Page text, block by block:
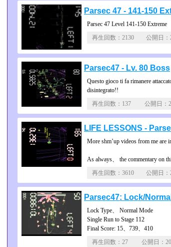
Parsec 47 - 141-150
Parsec 47 Level 141-150 Extreme
再生回数：2130 公開日
Parsec47 - Lv. 80 Boss
Questo gioco ti fa rimanere
disintegrato!!
再生回数：137 公開日
LIFE LESSONS -
More shm’up videos from me are
As always、 the commentary on
再生回数：3610 公開日
Parsec47: Lock/
Lock Type、 Normal Mode
Single Run to Stage 112
Final Score: 15、739、410
再生回数：27 公開日：